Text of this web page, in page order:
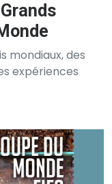
mondiaux, des
expériences